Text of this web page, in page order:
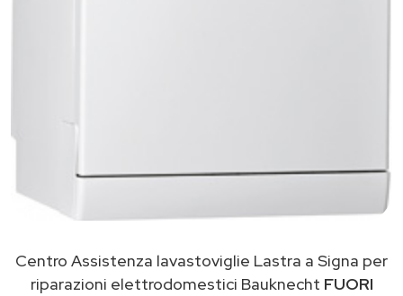
Centro Assistenza lavastoviglie Lastra a Signa per
riparazioni elettrodomestici Bauknecht FUORI